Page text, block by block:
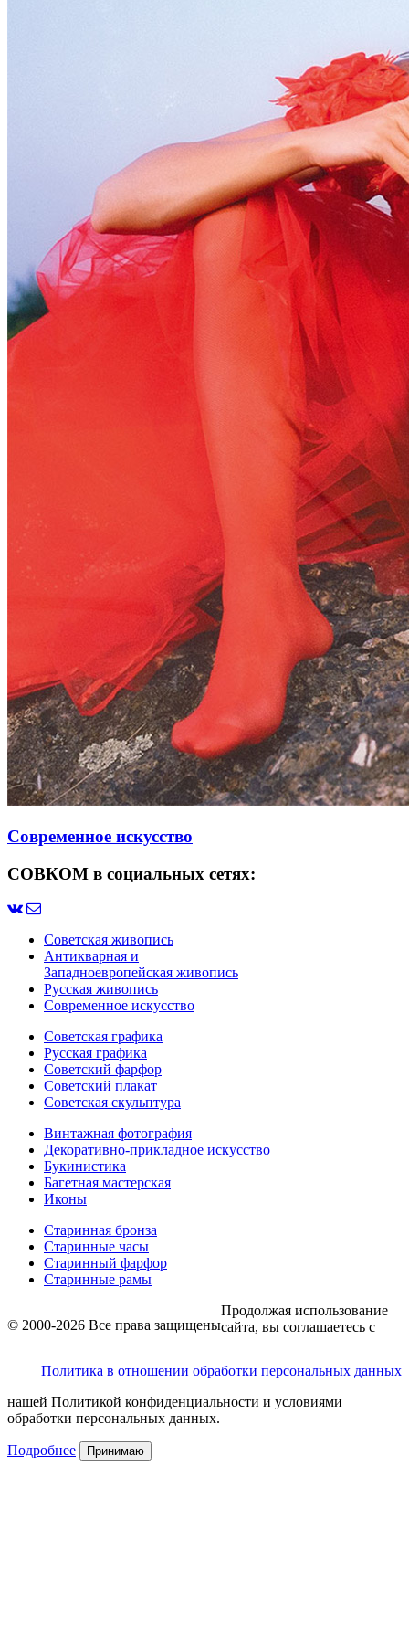
Современное искусство
СОВКОМ в социальных сетях:
Советская живопись
Антикварная и
Западноевропейская живопись
Русская живопись
Современное искусство
Советская графика
Русская графика
Советский фарфор
Советский плакат
Советская скульптура
Винтажная фотография
Декоративно-прикладное искусство
Букинистика
Багетная мастерская
Иконы
Старинная бронза
Старинные часы
Старинный фарфор
Старинные рамы
© 2000-2026 Все права защищены
Политика в отношении обработки персональных данных
Продолжая использование
сайта, вы соглашаетесь с
нашей Политикой конфиденциальности и условиями
обработки персональных данных.
Подробнее Принимаю